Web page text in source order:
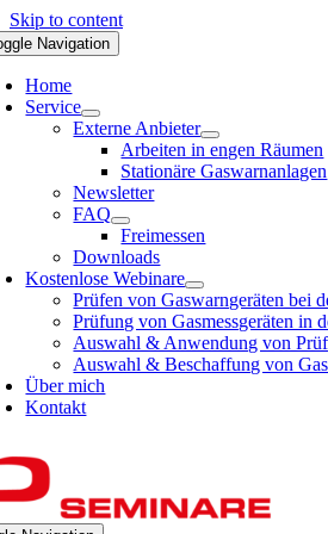
Skip to content
Navigation
Home
Service
Externe Anbieter
Arbeiten in engen Räumen
Stationäre Gaswarnanlagen
Newsletter
FAQ
Freimessen
Downloads
Kostenlose Webinare
Prüfen von Gaswarngeräten bei
Prüfung von Gasmessgeräten in
Auswahl & Anwendung von
Auswahl & Beschaffung von
Über mich
Kontakt